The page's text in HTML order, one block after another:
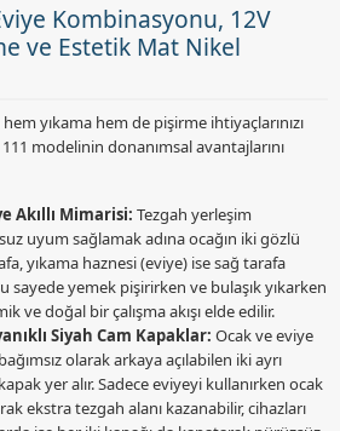
Kombinasyonu, 12V
ve Estetik Mat Nikel
yıkama hem de pişirme ihtiyaçlarınızı
modelinin donanımsal avantajlarını
Akıllı Mimarisi: Tezgah yerleşim
uyum sağlamak adına ocağın iki gözlü
yıkama haznesi (eviye) ise sağ tarafa
sayede yemek pişirirken ve bulaşık yıkarken
ve doğal bir çalışma akışı elde edilir.
Siyah Cam Kapaklar: Ocak ve eviye
olarak arkaya açılabilen iki ayrı
yer alır. Sadece eviyeyi kullanırken ocak
ekstra tezgah alanı kazanabilir, cihazları